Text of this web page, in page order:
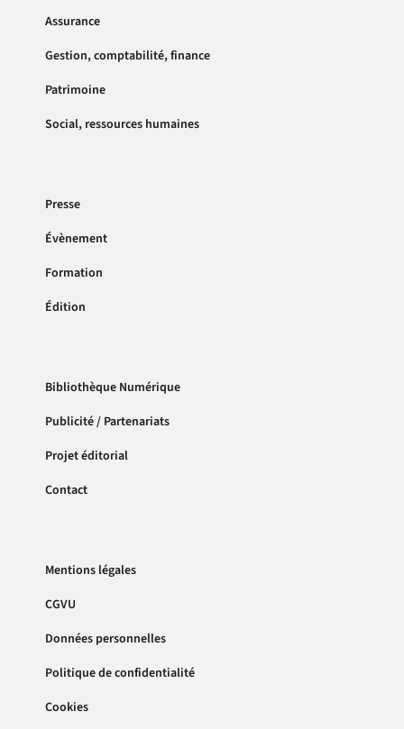
Assurance
Gestion, comptabilité, finance
Patrimoine
Social, ressources humaines
Presse
Évènement
Formation
Édition
Bibliothèque Numérique
Publicité / Partenariats
Projet éditorial
Contact
Mentions légales
CGVU
Données personnelles
Politique de confidentialité
Cookies